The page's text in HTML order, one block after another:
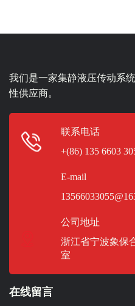
我们是一家集静液压传动系
性供应商。
联系电话
+(86) 135 6603
E-mail
公司地址
浙江省宁波象保
室
在线留言